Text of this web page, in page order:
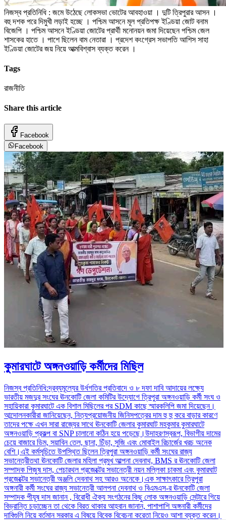
নিজস্ব প্রতিনিধি : জমে উঠেছে লোকসভা ভোটের আবহাওয়া । দুটি ত্রিপুরার আসন ।
বহু দশক পরে দিমুখী লড়াই হচ্ছে । পশ্চিম আসনে মূল প্রতিপক্ষ ইণ্ডিয়া জোট বনাম
বিজেপি । পশ্চিম আসনে ইণ্ডিয়া জোটের প্রার্থী মনোনয়ন জমা দিয়েছেন পশ্চিম জেল
শাসকের হাতে । পাশে ছিলেন বাম নেতারা । প্রদেশ কংগ্রেস সভাপতি আশিস সাহা
ইণ্ডিয়া জোটের জয় নিয়ে আত্মবিশ্বাস ব্যক্ত করেন ।
Tags
রাজনীতি
Share this article
Facebook
Facebook
কুমারঘাটে অঙ্গনওয়াড়ি কর্মীদের মিছিল
নিজস্ব প্রতিনিধি:দ্রব্যমূল্যের উর্ধগতির প্রতিবাদে ও ৮ দফা দাবি আদায়ের লক্ষ্যে
ভারতীয় মজদুর সংঘের ঊনকোটি জেলা কমিটির উদ্যোগে ত্রিপুরা অঙ্গনওয়াড়ি কর্মী সংঘ ও
সহায়িকারা কুমারঘাটে এক বিশাল মিছিলের পর SDM কাছে স্মারকলিপি জমা দিয়েছেন।
আন্দোলনকারীরা জানিয়েছেন, নিত্যপ্রয়োজনীয় জিনিসপত্রের দাম হু হু করে বাড়ার কারণে
তাদের পক্ষে এখন সারা রাজ্যের সাথে ঊনকোটি জেলার কুমারঘাট মহকুমার কুমারঘাটে
অঙ্গনওয়াড়ি প্রকল্প বা SNP চালানো কঠিন হয়ে পড়েছে।উদাহরণস্বরূপ, বিভাগীয় দামের
চেয়ে বাজারে ডিম, সয়াবিন তেল, ছানা, চিঁড়া, সুজি এবং মোবাইল রিচার্জের খরচ অনেক
বেশি।এই কর্মসূচিতে উপস্থিত ছিলেন ত্রিপুরা অঙ্গনওয়াড়ি কর্মী সংঘের রাজ্য
সভানেত্রীতথা ঊনকোটি জেলার মহিলা প্রমুখ আল্পনা দেবনাথ, BMS র ঊনকোটি জেলা
সম্পাদক পিজুষ দাস, পেচারথল প্রজেক্টের সভানেত্রী নয়ন মল্লিকা চাকমা এবং কুমারঘাট
প্রজেক্টের সভানেত্রী অঞ্জলি দেবনাথ সহ আরও অনেকে।এক সাক্ষাৎকারে ত্রিপুরা
অঙ্গনারী কর্মী সংঘের রাজ্য সভানেত্রী আলপনা দেবনাথ ও বিএমএস-র ঊনকোটি জেলা
সম্পাদক পীযূষ দাস জানান , বিরোধী ঐক্য সংগঠনের কিছু লোক অঙ্গনওয়াড়ি সেন্টারে গিয়ে
বিভ্রান্তি চড়াচ্ছেন তা থেকে বিরত থাকার আহ্বান জানান, পাশাপাশি অঙ্গনারী কর্মীদের
দাবিগুলি নিয়ে বর্তমান সরকার এ বিষয়ে বিবেক বিবেচনা করেতা নিয়েও আশা ব্যক্ত করেন।